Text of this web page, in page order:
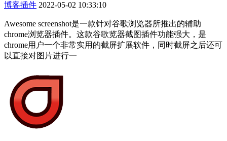
博客插件 2022-05-02 10:33:10
Awesome screenshot是一款针对谷歌浏览器所推出的辅助
chrome浏览器插件。这款谷歌览器截图插件功能强大，是
chrome用户一个非常实用的截屏扩展软件，同时截屏之后还可
以直接对图片进行一